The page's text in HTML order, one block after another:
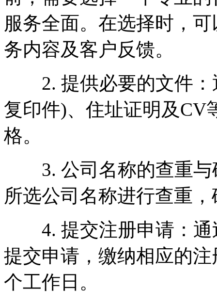
服务全面。在选择时，
务内容及客户反馈。
2. 提供必要的文件：
复印件)、住址证明及CV
格。
3. 公司名称的查重与
所选公司名称进行查重
4. 提交注册申请：通
提交申请，缴纳相应的
个工作日。